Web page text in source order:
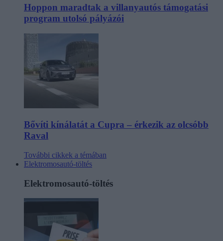
Hoppon maradtak a villanyautós támogatási
program utolsó pályázói
Bővíti kínálatát a Cupra – érkezik az olcsóbb
Raval
További cikkek a témában
Elektromosautó-töltés
Elektromosautó-töltés